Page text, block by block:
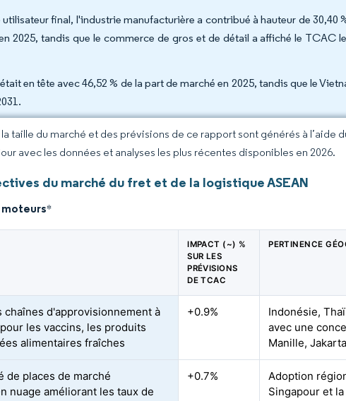
final, l'industrie manufacturière a contribué à hauteur de 30,40
2025, tandis que le commerce de gros et de détail a affiché le TCAC
en tête avec 46,52 % de la part de marché en 2025, tandis que le
taille du marché et des prévisions de ce rapport sont générés à l’aide
avec les données et analyses les plus récentes disponibles en 2026.
du marché du fret et de la logistique ASEAN
moteurs*
IMPACT (~) %
SUR LES
PRÉVISIONS
DE TCAC
PERTINENCE
d'approvisionnement à
les vaccins, les produits
alimentaires fraîches
+0.9%
Indonésie,
avec une
Manille,
de places de marché
nuage améliorant les taux de
+0.7%
Adoption
Singapour et